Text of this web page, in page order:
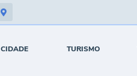
TURISMO